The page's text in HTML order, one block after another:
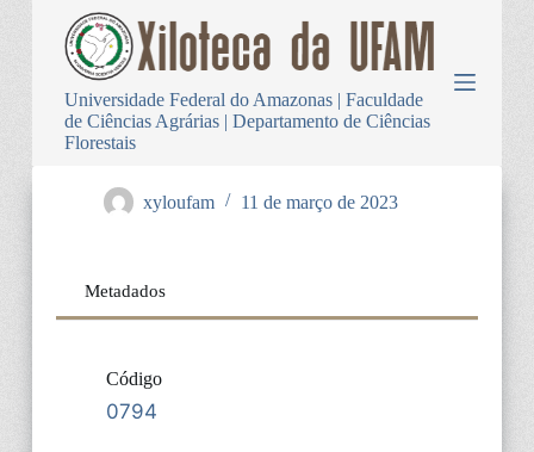
Universidade Federal do Amazonas | Faculdade
de Ciências Agrárias | Departamento de Ciências
Florestais
xyloufam 11 de março de 2023
Metadados
Código
0794